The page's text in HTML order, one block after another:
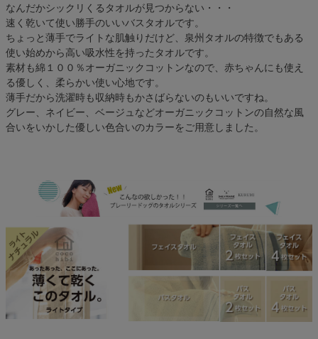
なんだかシックリくるタオルが見つからない・・・
速く乾いて使い勝手のいいバスタオルです。
ちょっと薄手でライトな肌触りだけど、泉州タオルの特徴でもある
使い始めから高い吸水性を持ったタオルです。
素材も綿１００％オーガニックコットンなので、赤ちゃんにも使え
る優しく、柔らかい使い心地です。
薄手だから洗濯時も収納時もかさばらないのもいいですね。
グレー、ネイビー、ベージュなどオーガニックコットンの自然な風
合いをいかした優しい色合いのカラーをご用意しました。